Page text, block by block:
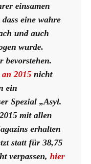
einsamen
eine wahre
und auch
wurde.
bevorstehen.
2015 nicht
ein
Spezial „Asyl.
mit allen
erhalten
statt für 38,75
verpassen, hier